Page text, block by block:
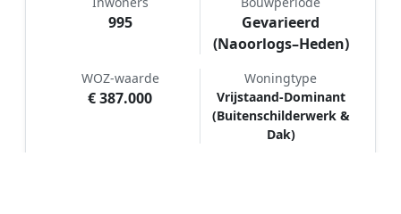
995
Gevarieerd
(Naoorlogs–Heden)
WOZ-waarde
€ 387.000
Woningtype
Vrijstaand-Dominant
(Buitenschilderwerk &
Dak)